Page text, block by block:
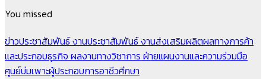
You missed
ข่าวประชาสัมพันธ์งานประชาสัมพันธ์งานส่งเสริมผลิตผลทางการค้า
และประกอบธุรกิจ ผลงานทางวิชาการ ฝ่ายแผนงานและความร่วมมือ
ศูนย์บ่มเพาะผู้ประกอบการอาชีวศึกษา